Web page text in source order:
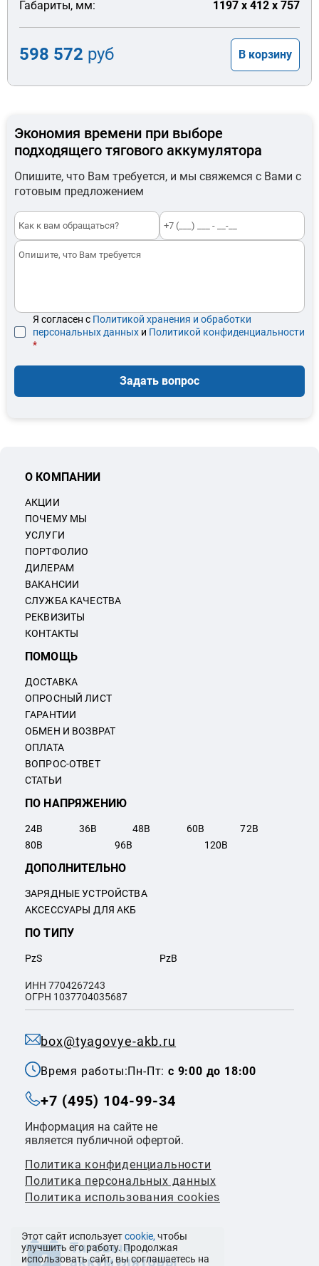
Габариты, мм:
1197 x 412 x 757
598 572 руб В корзину
Экономия времени при выборе
подходящего тягового аккумулятора
Опишите, что Вам требуется, и мы свяжемся с Вами с
готовым предложением
Я согласен с Политикой хранения и обработки
персональных данных и Политикой конфиденциальности
*
Задать вопрос
box@tyagovye-akb.ru
Время работы:Пн-Пт:с 9:00 до 18:00
+7 (495) 104-99-34
Информация на сайте не
является публичной офертой.
Политика конфиденциальности
Политикa персональных данных
Политика использования cookies
О КОМПАНИИ
АКЦИИ
ПОЧЕМУ МЫ
УСЛУГИ
ПОРТФОЛИО
ДИЛЕРАМ
ВАКАНСИИ
СЛУЖБА КАЧЕСТВА
РЕКВИЗИТЫ
КОНТАКТЫ
ПОМОЩЬ
ДОСТАВКА
ОПРОСНЫЙ ЛИСТ
ГАРАНТИИ
ОБМЕН И ВОЗВРАТ
ОПЛАТА
ВОПРОС-ОТВЕТ
СТАТЬИ
ПО НАПРЯЖЕНИЮ
24В 36В 48В 60В 72В
80В 96В 120В
ПО ТИПУ
PzS PzB
ДОПОЛНИТЕЛЬНО
ЗАРЯДНЫЕ УСТРОЙСТВА
АКСЕССУАРЫ ДЛЯ АКБ
ИНН 7704267243
ОГРН 1037704035687
Этот сайт используетcookie, чтобы
улучшить его работу. Продолжая
использовать сайт, вы соглашаетесь на